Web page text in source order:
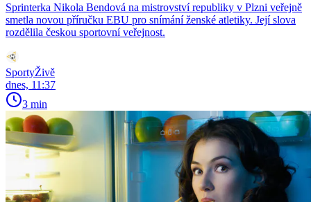
Sprinterka Nikola Bendová na mistrovství republiky v Plzni veřejně
smetla novou příručku EBU pro snímání ženské atletiky. Její slova
rozdělila českou sportovní veřejnost.
SportyŽivě
dnes, 11:37
3 min